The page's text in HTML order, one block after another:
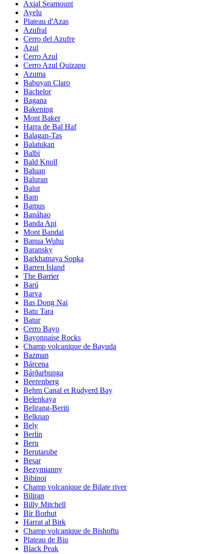
Axial Seamount
Ayelu
Plateau d'Azas
Azufral
Cerro del Azufre
Azul
Cerro Azul
Cerro Azul Quizapu
Azuma
Babuyan Claro
Bachelor
Bagana
Bakening
Mont Baker
Harra de Bal Haf
Balagan-Tas
Balatukan
Balbi
Bald Knoll
Baluan
Baluran
Balut
Bam
Bamus
Banáhao
Banda Api
Mont Bandai
Banua Wuhu
Baransky
Barkhatnaya Sopka
Barren Island
The Barrier
Barú
Barva
Bas Dong Nai
Batu Tara
Batur
Cerro Bayo
Bayonnaise Rocks
Champ volcanique de Bayuda
Bazman
Bárcena
Bárðarbunga
Beerenberg
Behm Canal et Rudyerd Bay
Belenkaya
Belirang-Beriti
Belknap
Bely
Berlin
Beru
Berutarube
Besar
Bezymianny
Bibinoi
Champ volcanique de Bilate river
Biliran
Billy Mitchell
Bir Borhut
Harrat al Birk
Champ volcanique de Bishoftu
Plateau de Biu
Black Peak